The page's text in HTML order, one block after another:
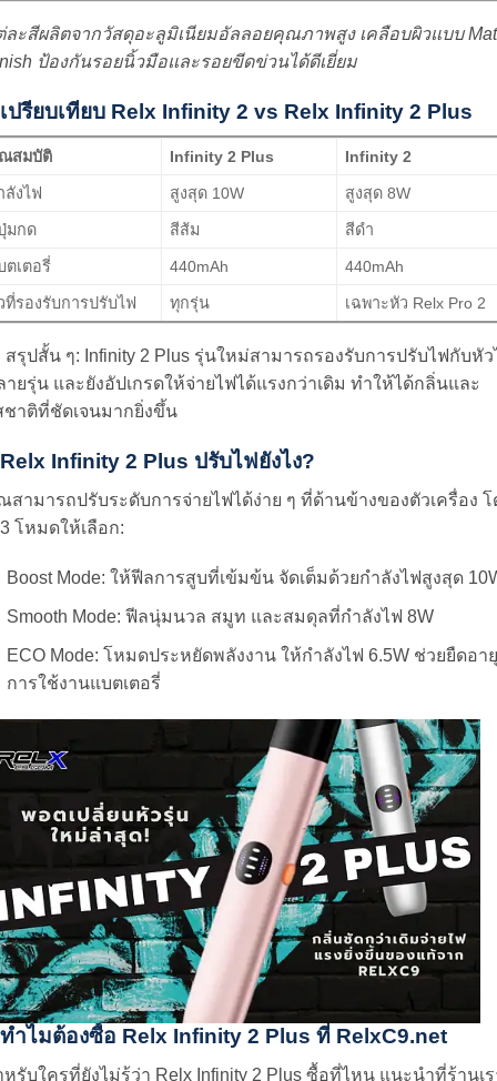
ละสีผลิตจากวัสดุอะลูมิเนียมอัลลอยคุณภาพสูง เคลือบผิวแบบ
ป้องกันรอยนิ้วมือและรอยขีดข่วนได้ดีเยี่ยม
เปรียบเทียบ Relx Infinity 2 vs Relx Infinity 2 Plus
สมบัติ Infinity 2 Plus Infinity 2
ลังไฟ สูงสุด 10W สูงสุด 8W
มกด สีส้ม สีดำ
ตเตอรี่ 440mAh 440mAh
ที่รองรับการปรับไฟ ทุกรุ่น เฉพาะหัว Relx Pro 2
สรุปสั้น ๆ: Infinity 2 Plus รุ่นใหม่สามารถรองรับการปรับไฟกับหัว
ายรุ่น และยังอัปเกรดให้จ่ายไฟได้แรงกว่าเดิม ทำให้ได้กลิ่นและ
ชาติที่ชัดเจนมากยิ่งขึ้น
Relx Infinity 2 Plus ปรับไฟยังไง?
สามารถปรับระดับการจ่ายไฟได้ง่าย ๆ ที่ด้านข้างของตัวเครื่อง โ
โหมดให้เลือก:
Boost Mode: ให้ฟีลการสูบที่เข้มข้น จัดเต็มด้วยกำลังไฟสูงสุด
Smooth Mode: ฟีลนุ่มนวล สมูท และสมดุลที่กำลังไฟ 8W
ECO Mode: โหมดประหยัดพลังงาน ให้กำลังไฟ 6.5W ช่วยยืดอายุ
การใช้งานแบตเตอรี่
ทำไมต้องซื้อ Relx Infinity 2 Plus ที่ RelxC9.net
หรับใครที่ยังไม่รู้ว่า Relx Infinity 2 Plus ซื้อที่ไหน แนะนำที่ร้านเ